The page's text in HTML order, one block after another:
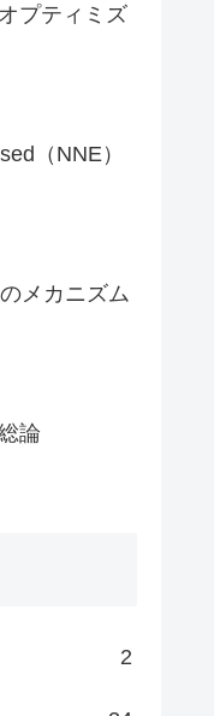
プティミズ
（NNE）
メカニズム
論
2